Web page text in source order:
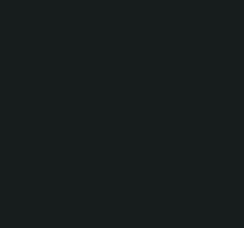
ADAUGA IN